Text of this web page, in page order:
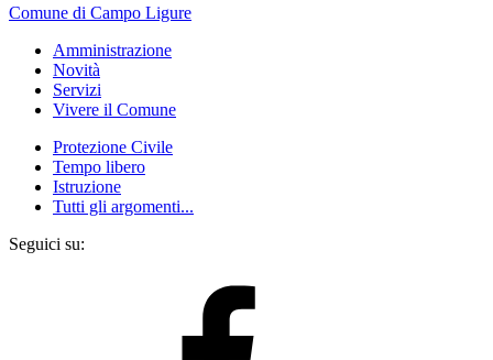
Comune di Campo Ligure
Amministrazione
Novità
Servizi
Vivere il Comune
Protezione Civile
Tempo libero
Istruzione
Tutti gli argomenti...
Seguici su: